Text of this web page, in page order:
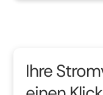
Ihre